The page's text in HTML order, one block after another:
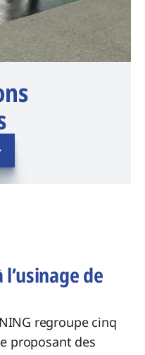
de
regroupe cinq
proposant des